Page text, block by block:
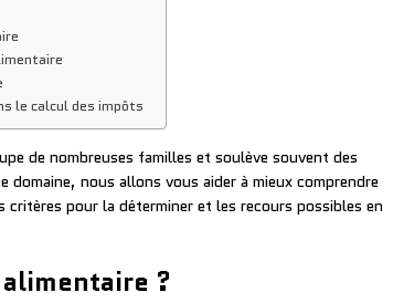
le calcul des impôts
de nombreuses familles et soulève souvent des
nous allons vous aider à mieux comprendre
critères pour la déterminer et les recours possibles en
?